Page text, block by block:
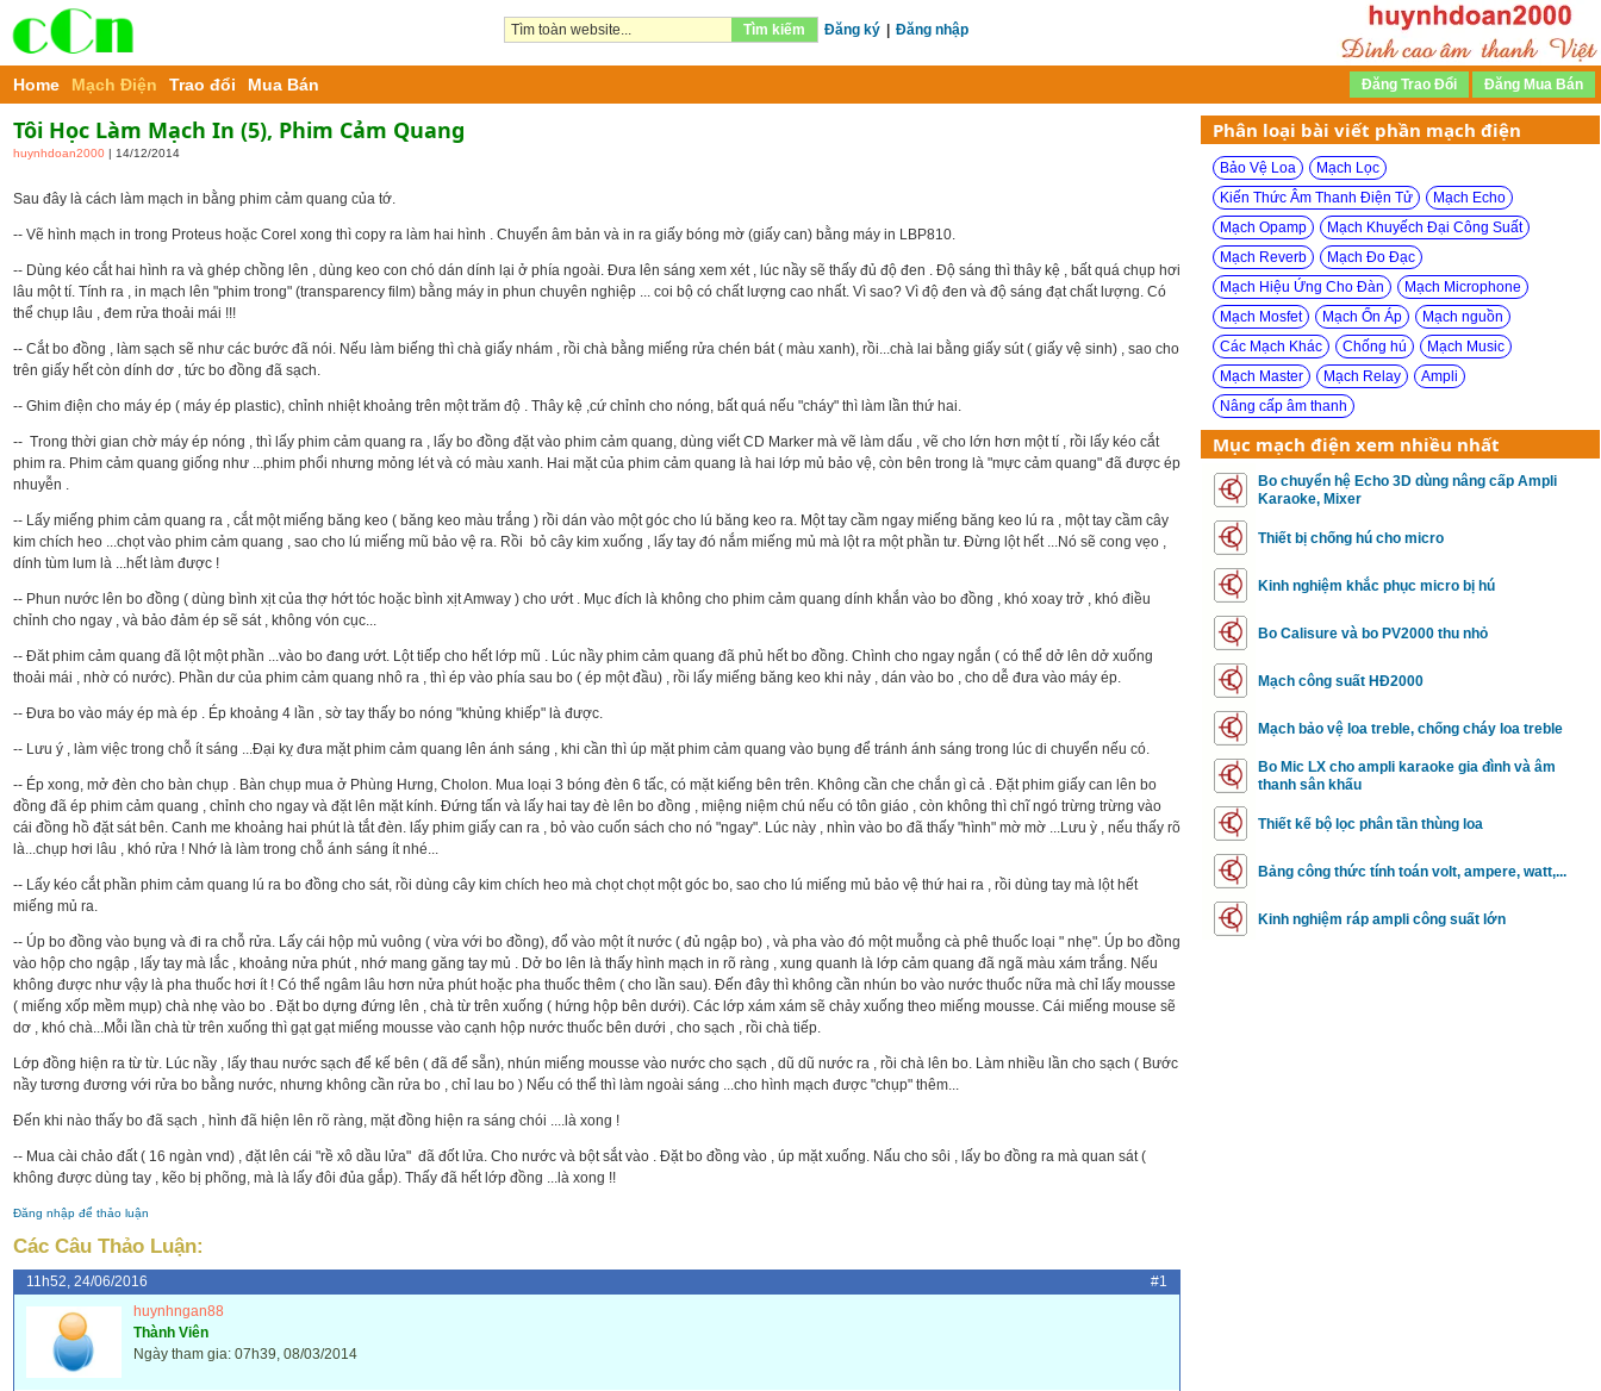
Tìm kiếm Đăng ký Đăng nhập
Home Mạch Điện Trao đổi Mua Bán
Tôi Học Làm Mạch In (5), Phim Cảm Quang
huynhdoan2000 | 14/12/2014
Sau đây là cách làm mạch in bằng phim cảm quang của tớ.
-- Vẽ hình mạch in trong Proteus hoặc Corel xong thì copy ra làm hai hình . Chuyển âm bản và in ra giấy bóng mờ (giấy can) bằng máy in LBP810.
-- Dùng kéo cắt hai hình ra và ghép chồng lên , dùng keo con chó dán dính lại ở phía ngoài. Đưa lên sáng xem xét , lúc nầy sẽ thấy đủ độ đen . Độ sáng thì thây kệ , bất quá chụp hơi
lâu một tí. Tính ra , in mạch lên "phim trong" (transparency film) bằng máy in phun chuyên nghiệp ... coi bộ có chất lượng cao nhất. Vì sao? Vì độ đen và độ sáng đạt chất lượng. Có
thể chụp lâu , đem rửa thoải mái !!!
-- Cắt bo đồng , làm sạch sẽ như các bước đã nói. Nếu làm biếng thì chà giấy nhám , rồi chà bằng miếng rửa chén bát ( màu xanh), rồi...chà lai bằng giấy sút ( giấy vệ sinh) , sao cho
trên giấy hết còn dính dơ , tức bo đồng đã sạch.
-- Ghim điện cho máy ép ( máy ép plastic), chỉnh nhiệt khoảng trên một trăm độ . Thây kệ ,cứ chỉnh cho nóng, bất quá nếu "cháy" thì làm lần thứ hai.
-- Trong thời gian chờ máy ép nóng , thì lấy phim cảm quang ra , lấy bo đồng đặt vào phim cảm quang, dùng viết CD Marker mà vẽ làm dấu , vẽ cho lớn hơn một tí , rồi lấy kéo cắt
phim ra. Phim cảm quang giống như ...phim phổi nhưng mỏng lét và có màu xanh. Hai mặt của phim cảm quang là hai lớp mủ bảo vệ, còn bên trong là "mực cảm quang" đã được ép
nhuyễn .
-- Lấy miếng phim cảm quang ra , cắt một miếng băng keo ( băng keo màu trắng ) rồi dán vào một góc cho lú băng keo ra. Một tay cầm ngay miếng băng keo lú ra , một tay cầm cây
kim chích heo ...chọt vào phim cảm quang , sao cho lú miếng mũ bảo vệ ra. Rồi bỏ cây kim xuống , lấy tay đó nắm miếng mủ mà lột ra một phần tư. Đừng lột hết ...Nó sẽ cong vẹo ,
dính tùm lum là ...hết làm được !
-- Phun nước lên bo đồng ( dùng bình xịt của thợ hớt tóc hoặc bình xịt Amway ) cho ướt . Mục đích là không cho phim cảm quang dính khắn vào bo đồng , khó xoay trở , khó điều
chỉnh cho ngay , và bảo đảm ép sẽ sát , không vón cục...
-- Đăt phim cảm quang đã lột một phần ...vào bo đang ướt. Lột tiếp cho hết lớp mũ . Lúc nầy phim cảm quang đã phủ hết bo đồng. Chình cho ngay ngắn ( có thể dở lên dở xuống
thoải mái , nhờ có nước). Phần dư của phim cảm quang nhô ra , thì ép vào phía sau bo ( ép một đầu) , rồi lấy miếng băng keo khi nảy , dán vào bo , cho dễ đưa vào máy ép.
-- Đưa bo vào máy ép mà ép . Ép khoảng 4 lần , sờ tay thấy bo nóng "khủng khiếp" là được.
-- Lưu ý , làm việc trong chỗ ít sáng ...Đại kỵ đưa mặt phim cảm quang lên ánh sáng , khi cần thì úp mặt phim cảm quang vào bụng để tránh ánh sáng trong lúc di chuyển nếu có.
-- Ép xong, mở đèn cho bàn chụp . Bàn chụp mua ở Phùng Hưng, Cholon. Mua loại 3 bóng đèn 6 tấc, có mặt kiếng bên trên. Không cần che chắn gì cả . Đặt phim giấy can lên bo
đồng đã ép phim cảm quang , chỉnh cho ngay và đặt lên mặt kính. Đứng tấn và lấy hai tay đè lên bo đồng , miệng niệm chú nếu có tôn giáo , còn không thì chĩ ngó trừng trừng vào
cái đồng hồ đặt sát bên. Canh me khoảng hai phút là tắt đèn. lấy phim giấy can ra , bỏ vào cuốn sách cho nó "ngay". Lúc này , nhìn vào bo đã thấy "hình" mờ mờ ...Lưu ỳ , nếu thấy rõ
là...chụp hơi lâu , khó rửa ! Nhớ là làm trong chỗ ánh sáng ít nhé...
-- Lấy kéo cắt phần phim cảm quang lú ra bo đồng cho sát, rồi dùng cây kim chích heo mà chọt chọt một góc bo, sao cho lú miếng mủ bảo vệ thứ hai ra , rồi dùng tay mà lột hết
miếng mủ ra.
-- Úp bo đồng vào bụng và đi ra chỗ rửa. Lấy cái hộp mủ vuông ( vừa với bo đồng), đổ vào một ít nước ( đủ ngập bo) , và pha vào đó một muỗng cà phê thuốc loại " nhẹ". Úp bo đồng
vào hộp cho ngập , lấy tay mà lắc , khoảng nửa phút , nhớ mang găng tay mủ . Dở bo lên là thấy hình mạch in rõ ràng , xung quanh là lớp cảm quang đã ngã màu xám trắng. Nếu
không được như vậy là pha thuốc hơi ít ! Có thể ngâm lâu hơn nửa phút hoặc pha thuốc thêm ( cho lần sau). Đến đây thì không cần nhún bo vào nước thuốc nữa mà chỉ lấy mousse
( miếng xốp mềm mụp) chà nhẹ vào bo . Đặt bo dựng đứng lên , chà từ trên xuống ( hứng hộp bên dưới). Các lớp xám xám sẽ chảy xuống theo miếng mousse. Cái miếng mouse sẽ
dơ , khó chà...Mỗi lần chà từ trên xuống thì gạt gạt miếng mousse vào cạnh hộp nước thuốc bên dưới , cho sạch , rồi chà tiếp.
Lớp đồng hiện ra từ từ. Lúc nầy , lấy thau nước sạch để kế bên ( đã để sẵn), nhún miếng mousse vào nước cho sạch , dũ dũ nước ra , rồi chà lên bo. Làm nhiều lần cho sạch ( Bước
nầy tương đương với rửa bo bằng nước, nhưng không cần rửa bo , chỉ lau bo ) Nếu có thể thì làm ngoài sáng ...cho hình mạch được "chụp" thêm...
Đến khi nào thấy bo đã sạch , hình đã hiện lên rõ ràng, mặt đồng hiện ra sáng chói ....là xong !
-- Mua cài chảo đất ( 16 ngàn vnd) , đặt lên cái "rề xô dầu lửa" đã đốt lửa. Cho nước và bột sắt vào . Đặt bo đồng vào , úp mặt xuống. Nấu cho sôi , lấy bo đồng ra mà quan sát (
không được dùng tay , kẽo bị phõng, mà là lấy đôi đủa gắp). Thấy đã hết lớp đồng ...là xong !!
Đăng nhập để thảo luận
Các Câu Thảo Luận:
11h52, 24/06/2016
#1
huynhngan88
Thành Viên
Ngày tham gia: 07h39, 08/03/2014
Phân loại bài viết phần mạch điện
Bảo Vệ Loa
Mạch Lọc
Kiến Thức Âm Thanh Điện Tử
Mạch Echo
Mạch Opamp
Mạch Khuyếch Đại Công Suất
Mạch Reverb
Mạch Đo Đạc
Mạch Hiệu Ứng Cho Đàn
Mạch Microphone
Mạch Mosfet
Mạch Ổn Áp
Mạch nguồn
Các Mạch Khác
Chống hú
Mạch Music
Mạch Master
Mạch Relay
Ampli
Nâng cấp âm thanh
Mục mạch điện xem nhiều nhất
Bo chuyển hệ Echo 3D dùng nâng cấp Ampli
Karaoke, Mixer
Thiết bị chống hú cho micro
Kinh nghiệm khắc phục micro bị hú
Bo Calisure và bo PV2000 thu nhỏ
Mạch công suất HĐ2000
Mạch bảo vệ loa treble, chống cháy loa treble
Bo Mic LX cho ampli karaoke gia đình và âm
thanh sân khấu
Thiết kế bộ lọc phân tần thùng loa
Bảng công thức tính toán volt, ampere, watt,...
Kinh nghiệm ráp ampli công suất lớn